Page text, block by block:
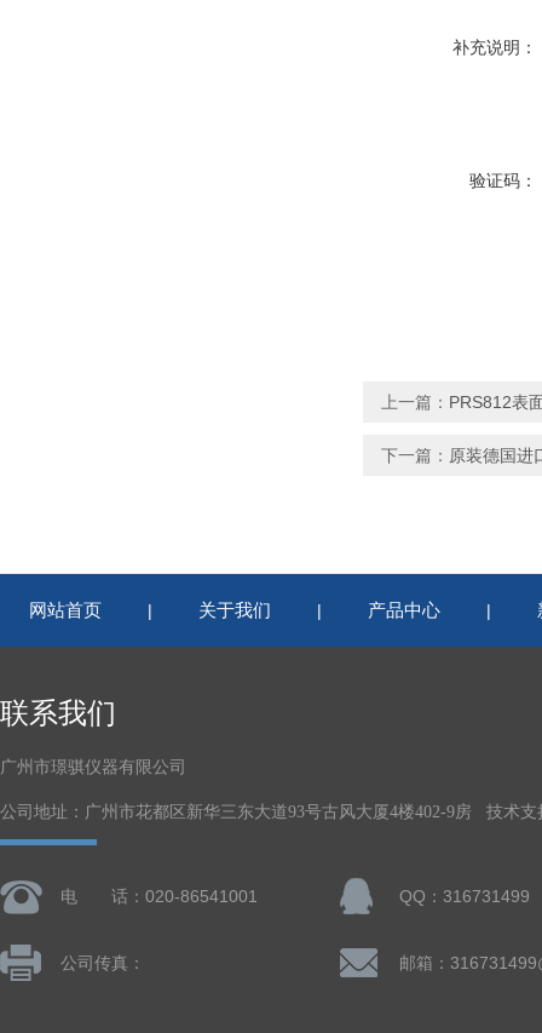
补充说明：
验证码：
上一篇： PRS812表
下一篇： 原装德国进
网站首页 | 关于我们 | 产品中心 |
联系我们
广州市璟骐仪器有限公司
公司地址：广州市花都区新华三东大道93号古风大厦4楼402-9房 技术支
电 话：020-86541001 QQ：316731499
公司传真： 邮箱：